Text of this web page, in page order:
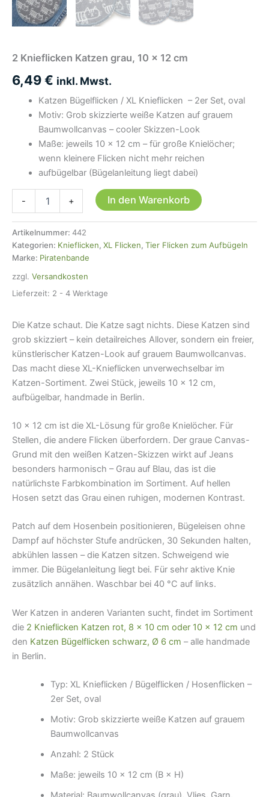
2 Knieflicken Katzen grau, 10 x 12 cm
6,49€ inkl. Mwst.
Katzen Bügelflicken / XL Knieflicken – 2er Set, oval
Motiv: Grob skizzierte weiße Katzen auf grauem
Baumwollcanvas – cooler Skizzen-Look
Maße: jeweils 10 × 12 cm – für große Knielöcher;
wenn kleinere Flicken nicht mehr reichen
aufbügelbar (Bügelanleitung liegt dabei)
-
Knieflicken
grau,
10
x
cm
Menge
+ In den Warenkorb
Artikelnummer: 442
Kategorien: Knieflicken, XL Flicken, Tier Flicken zum Aufbügeln
Marke: Piratenbande
zzgl. Versandkosten
Lieferzeit: 2 - 4 Werktage
Die Katze schaut. Die Katze sagt nichts. Diese Katzen sind
grob skizziert – kein detailreiches Allover, sondern ein freier,
künstlerischer Katzen-Look auf grauem Baumwollcanvas.
Das macht diese XL-Knieflicken unverwechselbar im
Katzen-Sortiment. Zwei Stück, jeweils 10 × 12 cm,
aufbügelbar, handmade in Berlin.
10 × 12 cm ist die XL-Lösung für große Knielöcher. Für
Stellen, die andere Flicken überfordern. Der graue Canvas-
Grund mit den weißen Katzen-Skizzen wirkt auf Jeans
besonders harmonisch – Grau auf Blau, das ist die
natürlichste Farbkombination im Sortiment. Auf hellen
Hosen setzt das Grau einen ruhigen, modernen Kontrast.
Patch auf dem Hosenbein positionieren, Bügeleisen ohne
Dampf auf höchster Stufe andrücken, 30 Sekunden halten,
abkühlen lassen – die Katzen sitzen. Schweigend wie
immer. Die Bügelanleitung liegt bei. Für sehr aktive Knie
zusätzlich annähen. Waschbar bei 40 °C auf links.
Wer Katzen in anderen Varianten sucht, findet im Sortiment
die 2 Knieflicken Katzen rot, 8 × 10 cm oder 10 × 12 cm und
den Katzen Bügelflicken schwarz, Ø 6 cm – alle handmade
in Berlin.
Typ: XL Knieflicken / Bügelflicken / Hosenflicken –
2er Set, oval
Motiv: Grob skizzierte weiße Katzen auf grauem
Baumwollcanvas
Anzahl: 2 Stück
Maße: jeweils 10 × 12 cm (B × H)